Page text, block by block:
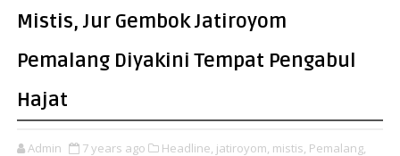
Mistis, Jur Gembok Jatiroyom
Pemalang Diyakini Tempat Pengabul
Hajat
Admin 7 years ago Headline, jatiroyom, mistis, Pemalang,